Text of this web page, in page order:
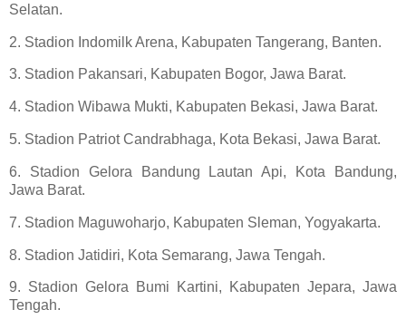
Selatan.
2. Stadion Indomilk Arena, Kabupaten Tangerang, Banten.
3. Stadion Pakansari, Kabupaten Bogor, Jawa Barat.
4. Stadion Wibawa Mukti, Kabupaten Bekasi, Jawa Barat.
5. Stadion Patriot Candrabhaga, Kota Bekasi, Jawa Barat.
6. Stadion Gelora Bandung Lautan Api, Kota Bandung,
Jawa Barat.
7. Stadion Maguwoharjo, Kabupaten Sleman, Yogyakarta.
8. Stadion Jatidiri, Kota Semarang, Jawa Tengah.
9. Stadion Gelora Bumi Kartini, Kabupaten Jepara, Jawa
Tengah.